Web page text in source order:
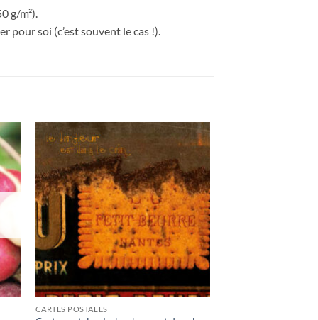
g/m²).
pour soi (c’est souvent le cas !).
Ajouter
à la
wishlist
CARTES POSTALES